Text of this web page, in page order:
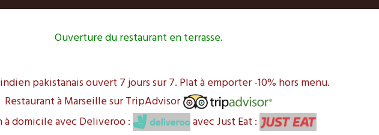
Ouverture du restaurant en terrasse.
pakistanais ouvert 7 jours sur 7. Plat à emporter -10% hors menu.
Restaurant à Marseille sur TripAdvisor
à domicile avec Deliveroo :
avec Just Eat :